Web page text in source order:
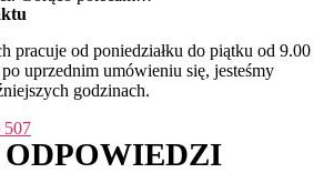
pracuje od poniedziałku do piątku od 9.00
uprzednim umówieniu się, jesteśmy
godzinach.